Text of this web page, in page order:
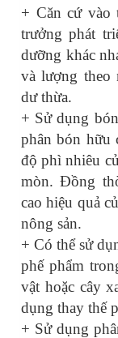
+ Căn cứ vào
trưởng phát
dưỡng khác
và lượng theo
dư thừa.
+ Sử dụng
phân bón hữu
độ phì nhiêu
mòn. Đồng
cao hiệu quả
nông sản.
+ Có thể sử
phế phẩm
vật hoặc cây
dụng thay thế
+ Sử dụng